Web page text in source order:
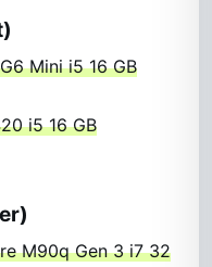
Mini i5 16 GB
i5 16 GB
M90q Gen 3 i7 32